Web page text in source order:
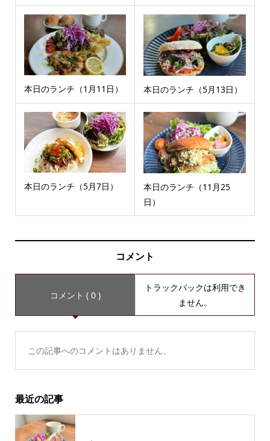
本日のランチ（1月11日） 本日のランチ（5月13日）
本日のランチ（5月7日）
本日のランチ（11月25
日）
コメント
コメント ( 0 )
トラックバックは利用でき
ません。
この記事へのコメントはありません。
最近の記事